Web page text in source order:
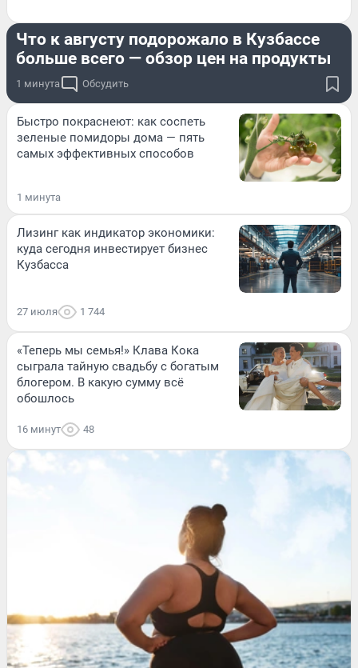
Что к августу подорожало в Кузбассе
больше всего — обзор цен на продукты
1 минута Обсудить
Быстро покраснеют: как соспеть
зеленые помидоры дома — пять
самых эффективных способов
1 минута
Лизинг как индикатор экономики:
куда сегодня инвестирует бизнес
Кузбасса
27 июля 1 744
«Теперь мы семья!» Клава Кока
сыграла тайную свадьбу с богатым
блогером. В какую сумму всё
обошлось
16 минут 48